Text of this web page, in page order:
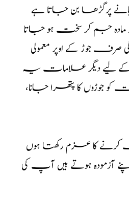
پرگڑھا بن جاتا ہے
مادہ جم کر سخت ہو جاتا
جوڑ کے اوپر معمولی
کے لیے دیگر علامات یہ
کا پتھرا جانا،
کا عزم رکھتا ہوں
آزمودہ ہوتے ہیں آپ کی